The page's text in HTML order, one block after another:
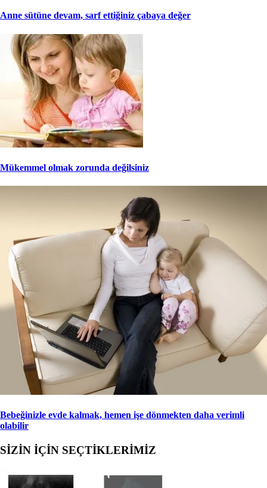
Anne sütüne devam, sarf ettiğiniz çabaya değer
Mükemmel olmak zorunda değilsiniz
Bebeğinizle evde kalmak, hemen işe dönmekten daha verimli
olabilir
SİZİN İÇİN SEÇTİKLERİMİZ